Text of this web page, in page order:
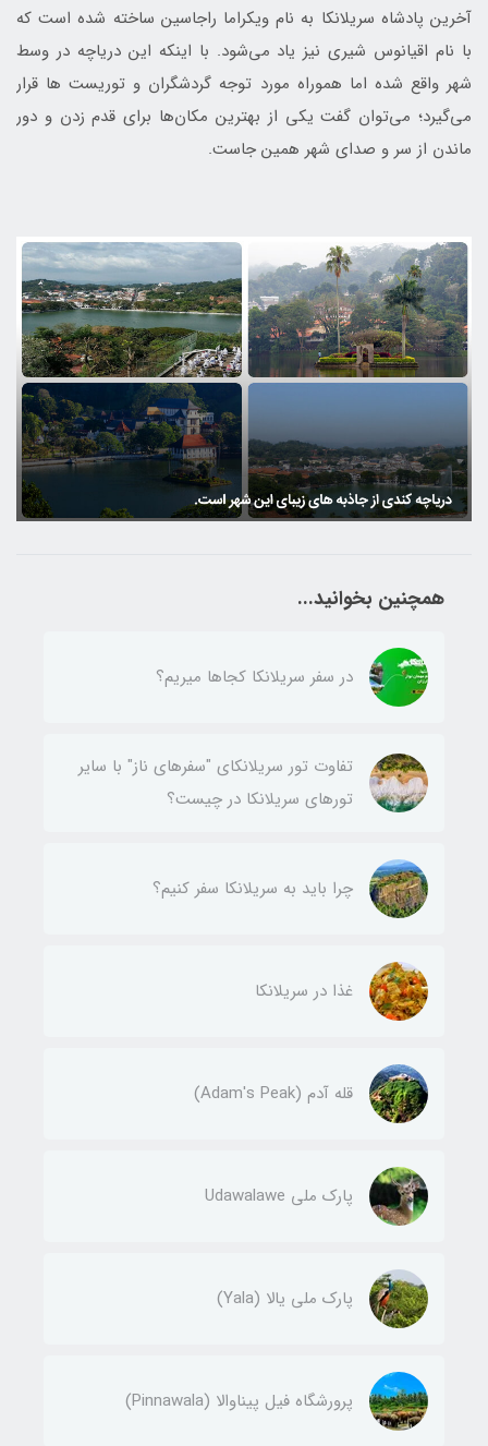
آخرین پادشاه سریلانکا به نام ویکراما راجاسین ساخته شده است که
با نام اقیانوس شیری نیز یاد می‌شود. با اینکه این دریاچه در وسط
شهر واقع شده اما هموراه مورد توجه گردشگران و توریست ها قرار
می‌گیرد؛ می‌توان گفت یکی از بهترین مکان‌ها برای قدم زدن و دور
ماندن از سر و صدای شهر همین جاست.
همچنین بخوانید...
در سفر سریلانکا کجاها میریم؟
تفاوت تور سریلانکای "سفرهای ناز" با سایر
تورهای سریلانکا در چیست؟
چرا باید به سریلانکا سفر کنیم؟
غذا در سریلانکا
قله‌ آدم (Adam's Peak)
پارک ملی Udawalawe
پارک ملی یالا (Yala)
پرورشگاه فیل پیناوالا (Pinnawala)